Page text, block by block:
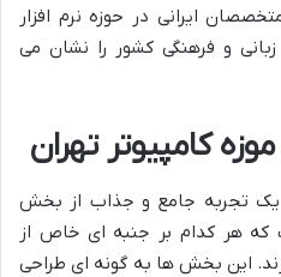
ایرانی در حوزه نرم افزار
زبانی و فرهنگی کشور را نشان می
کامپیوتر تهران
یک تجربه جامع و جذاب از بخش
هر کدام بر جنبه ای خاص از
این بخش ها به گونه ای طراحی